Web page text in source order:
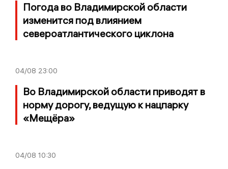
Погода во Владимирской области
изменится под влиянием
североатлантического циклона
04/08 23:00
Во Владимирской области приводят в
норму дорогу, ведущую к нацпарку
«Мещёра»
04/08 10:30